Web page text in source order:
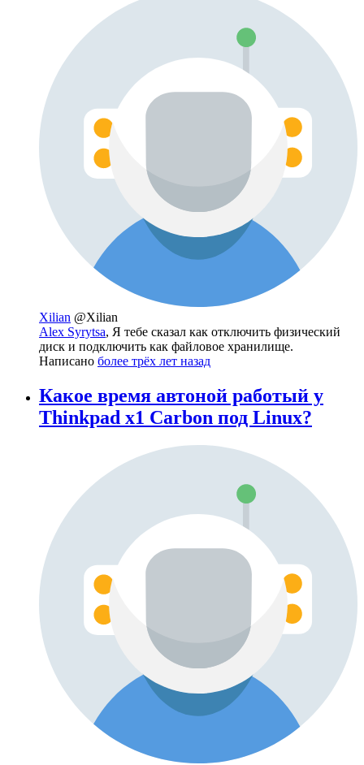
Xilian @Xilian
Alex Syrytsa, Я тебе сказал как отключить физический
диск и подключить как файловое хранилище.
Написано более трёх лет назад
Какое время автоной работый у
Thinkpad x1 Carbon под Linux?